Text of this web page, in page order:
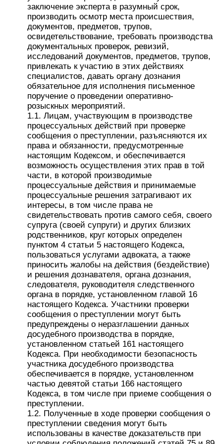
заключение эксперта в разумный срок,
производить осмотр места происшествия,
документов, предметов, трупов,
освидетельствование, требовать производства
документальных проверок, ревизий,
исследований документов, предметов, трупов,
привлекать к участию в этих действиях
специалистов, давать органу дознания
обязательное для исполнения письменное
поручение о проведении оперативно-
розыскных мероприятий.
1.1. Лицам, участвующим в производстве
процессуальных действий при проверке
сообщения о преступлении, разъясняются их
права и обязанности, предусмотренные
настоящим Кодексом, и обеспечивается
возможность осуществления этих прав в той
части, в которой производимые
процессуальные действия и принимаемые
процессуальные решения затрагивают их
интересы, в том числе права не
свидетельствовать против самого себя, своего
супруга (своей супруги) и других близких
родственников, круг которых определен
пунктом 4 статьи 5 настоящего Кодекса,
пользоваться услугами адвоката, а также
приносить жалобы на действия (бездействие)
и решения дознавателя, органа дознания,
следователя, руководителя следственного
органа в порядке, установленном главой 16
настоящего Кодекса. Участники проверки
сообщения о преступлении могут быть
предупреждены о неразглашении данных
досудебного производства в порядке,
установленном статьей 161 настоящего
Кодекса. При необходимости безопасность
участника досудебного производства
обеспечивается в порядке, установленном
частью девятой статьи 166 настоящего
Кодекса, в том числе при приеме сообщения о
преступлении.
1.2. Полученные в ходе проверки сообщения о
преступлении сведения могут быть
использованы в качестве доказательств при